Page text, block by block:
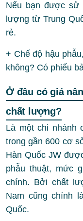
Nếu bạn được sử
lượng từ Trung
rẻ.
+ Chế độ hậu
không? Có phiếu
Ở đâu có giá
chất lượng?
Là một chi nhánh
trong gần 600 cơ
Hàn Quốc JW
phẫu thuật, mức
chính. Bởi chất
Nam cũng chính
Quốc.